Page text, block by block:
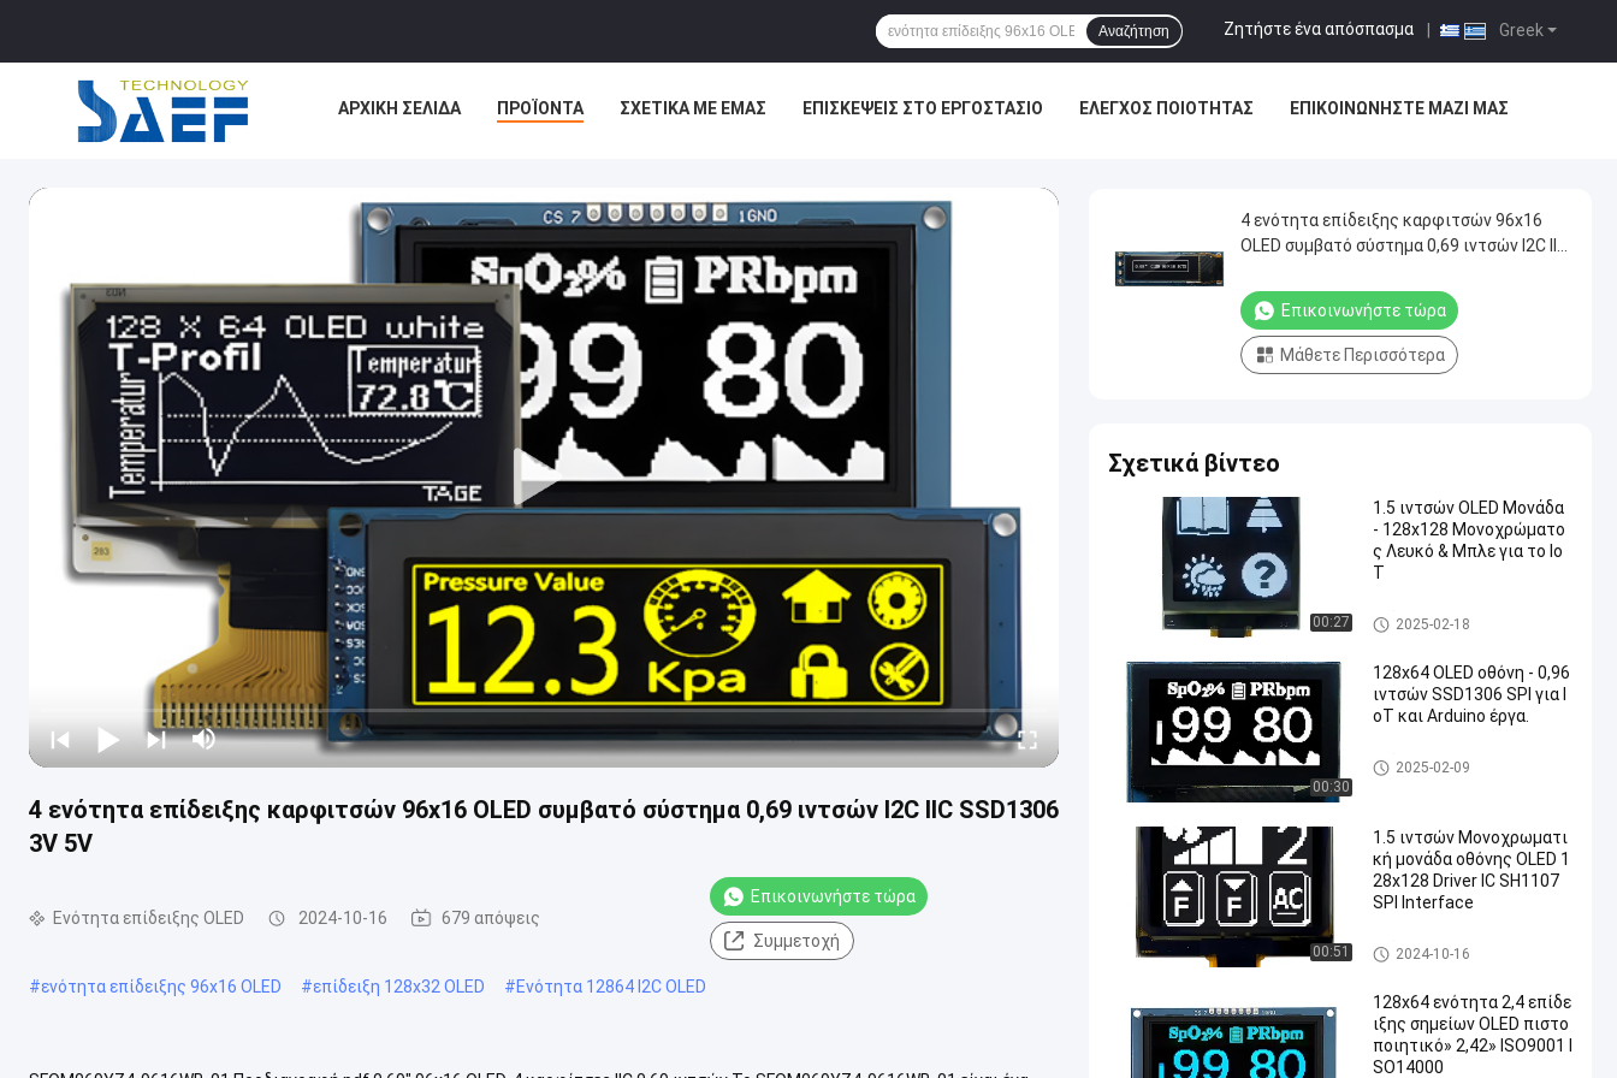
Greek
Ζητήστε ένα απόσπασμα
Αναζήτηση
ΑΡΧΙΚΉ ΣΕΛΊΔΑ ΠΡΟΪΌΝΤΑ ΣΧΕΤΙΚΆ ΜΕ ΕΜΆΣ ΕΠΙΣΚΈΨΕΙΣ ΣΤΟ ΕΡΓΟΣΤΆΣΙΟ ΈΛΕΓΧΟΣ ΠΟΙΌΤΗΤΑΣ ΕΠΙΚΟΙΝΩΝΉΣΤΕ ΜΑΖΊ ΜΑΣ
4 ενότητα επίδειξης καρφιτσών 96x16 OLED συμβατό σύστημα 0,69 ιντσών I2C IIC SSD1306
3V 5V
Ενότητα επίδειξης OLED 2024-10-16 679 απόψεις
Επικοινωνήστε τώρα
Συμμετοχή
#ενότητα επίδειξης 96x16 OLED #επίδειξη 128x32 OLED #Ενότητα 12864 I2C OLED
4 ενότητα επίδειξης καρφιτσών 96x16
OLED συμβατό σύστημα 0,69 ιντσών I2C IIC
Επικοινωνήστε τώρα
Μάθετε Περισσότερα
Σχετικά βίντεο
00:27
1.5 ιντσών OLED Μονάδα
- 128x128 Μονοχρώματο
ς Λευκό & Μπλε για το Io
T
Ενότητα επίδειξης OLED
2025-02-18
00:30
128x64 OLED οθόνη - 0,96
ιντσών SSD1306 SPI για I
oT και Arduino έργα.
Ενότητα επίδειξης OLED
2025-02-09
00:51
1.5 ιντσών Μονοχρωματι
κή μονάδα οθόνης OLED 1
28x128 Driver IC SH1107
SPI Interface
Ενότητα επίδειξης OLED
2024-10-16
128x64 ενότητα 2,4 επίδε
ιξης σημείων OLED πιστο
ποιητικό» 2,42» ISO9001 I
SO14000